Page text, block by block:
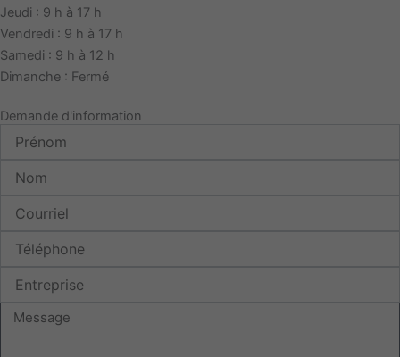
Jeudi : 9 h à 17 h
Vendredi : 9 h à 17 h
Samedi : 9 h à 12 h
Dimanche : Fermé
Demande d'information
Message